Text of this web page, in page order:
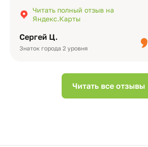
Сергей Ц.
Знаток города 2 уровня
подчёркивает значимость события.
Качество альбомов на высшем уровне:
Читать полный отзыв на
Яндекс.Карты
Читать все отзывы